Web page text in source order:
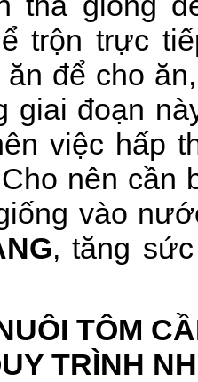
trộn trực
để cho
giai đoạn
việc hấp
nên cần
vào
, tăng
TÔM
TRÌNH